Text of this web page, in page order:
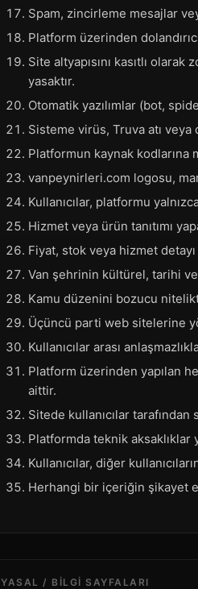
Spam, zincirleme mesajlar
Platform üzerinden
Site altyapısını kasıtlı
yasaktır.
Otomatik yazılımlar (bot,
Sisteme virüs, Truva atı veya
Platformun kaynak kodlarına
vanpeynirleri.com logosu,
Kullanıcılar, platformu
Hizmet veya ürün tanıtımı
Fiyat, stok veya hizmet
Van şehrinin kültürel, tarihi ve
Kamu düzenini bozucu
Üçüncü parti web sitelerine
Kullanıcılar arası
Platform üzerinden yapılan
aittir.
Sitede kullanıcılar
Platformda teknik
Kullanıcılar, diğer
Herhangi bir içeriğin şikayet
YASAL / BILGI SAYFALARI